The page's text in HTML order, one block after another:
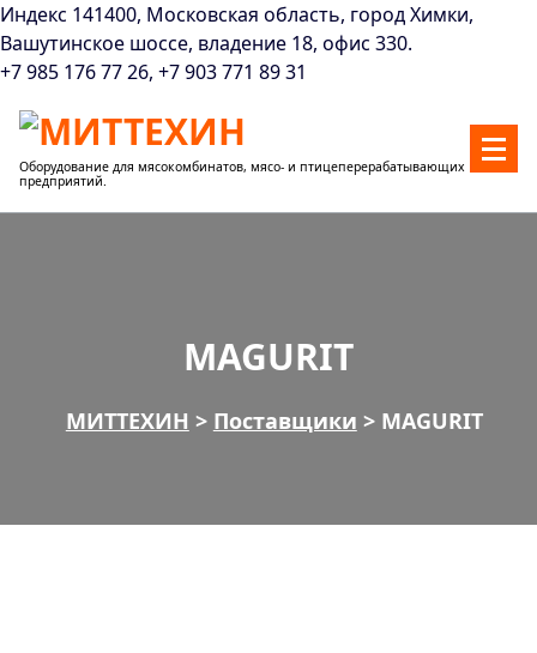
Перейти
к
содержанию
Индекс 141400, Московская область, город Химки,
Вашутинское шоссе, владение 18, офис 330.
+7 985 176 77 26, +7 903 771 89 31
Оборудование для мясокомбинатов, мясо- и птицеперерабатывающих
предприятий.
MAGURIT
МИТТЕХИН > Поставщики > MAGURIT